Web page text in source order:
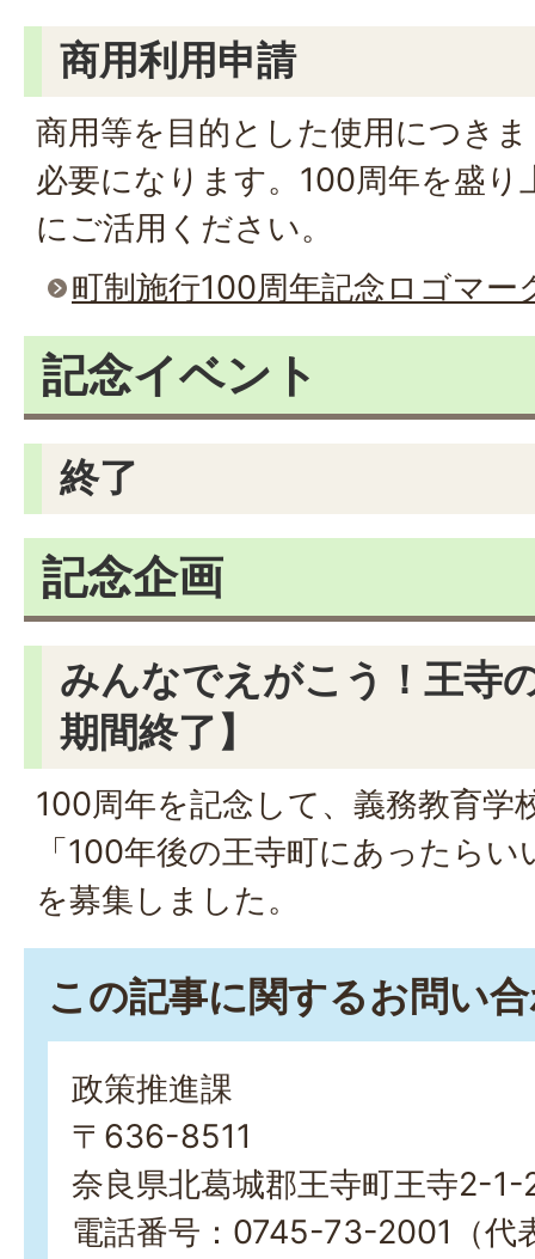
商用利用申請
商用等を目的とした使用につき
必要になります。100周年を盛
にご活用ください。
町制施行100周年記念ロゴマー
記念イベント
終了
記念企画
みんなでえがこう！王寺
期間終了】
100周年を記念して、義務教育学
「100年後の王寺町にあったら
を募集しました。
この記事に関するお問い
政策推進課
〒636-8511
奈良県北葛城郡王寺町王寺2-
電話番号：0745-73-2001（